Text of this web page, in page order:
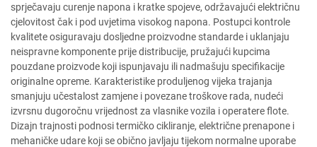
sprječavaju curenje napona i kratke spojeve, održavajući električnu
cjelovitost čak i pod uvjetima visokog napona. Postupci kontrole
kvalitete osiguravaju dosljedne proizvodne standarde i uklanjaju
neispravne komponente prije distribucije, pružajući kupcima
pouzdane proizvode koji ispunjavaju ili nadmašuju specifikacije
originalne opreme. Karakteristike produljenog vijeka trajanja
smanjuju učestalost zamjene i povezane troškove rada, nudeći
izvrsnu dugoročnu vrijednost za vlasnike vozila i operatere flote.
Dizajn trajnosti podnosi termičko cikliranje, električne prenapone i
mehaničke udare koji se obično javljaju tijekom normalne uporabe